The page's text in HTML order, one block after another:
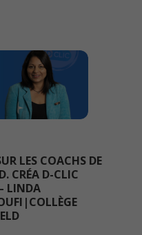
LES COACHS DE
CRÉA D-CLIC
LINDA